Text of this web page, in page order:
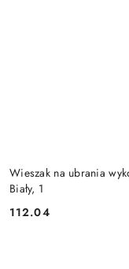
Wieszak na ubrania
Biały, 1
Cena:
112.04